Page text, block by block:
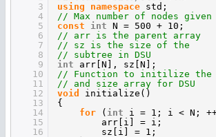
3
4
5
6
7
8
9
10
11
12
13
14
15
16
using
namespace std;
// Max number of nodes given
const
int N = 500 + 10;
// arr is the parent array
// sz is the size of the
// subtree in DSU
int
arr[N], sz[N];
// Function to initilize the
// and size array for DSU
void
initialize()
{
for
( int
i = 1; i < N;
arr[i] = i;
sz[i] = 1;